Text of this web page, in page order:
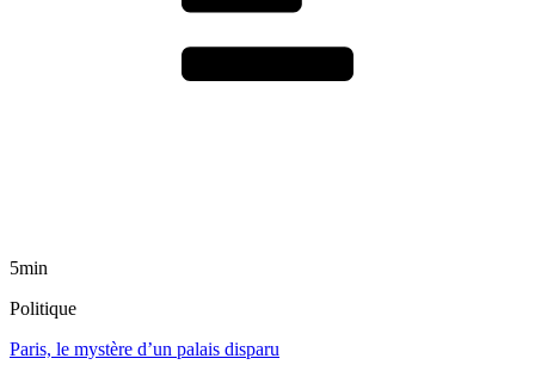
5min
Politique
Paris, le mystère d’un palais disparu